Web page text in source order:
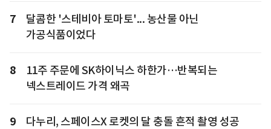
7
달콤한 '스테비아 토마토'... 농산물 아닌
가공식품이었다
8
11주 주문에 SK하이닉스 하한가…반복되는
넥스트레이드 가격 왜곡
9 다누리, 스페이스X 로켓의 달 충돌 흔적 촬영 성공